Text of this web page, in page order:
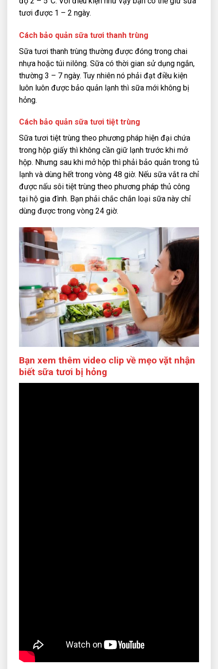
tươi được 1 – 2 ngày.
Cách bảo quản sữa tươi thanh trùng
Sữa tươi thanh trùng thường được đóng trong chai
nhựa hoặc túi nilông. Sữa có thời gian sử dụng ngắn,
thường 3 – 7 ngày. Tuy nhiên nó phải đạt điều kiện
luôn luôn được bảo quản lạnh thì sữa mới không bị
hỏng.
Cách bảo quản sữa tươi tiệt trùng
Sữa tươi tiệt trùng theo phương pháp hiện đại chứa
trong hộp giấy thì không cần giữ lạnh trước khi mở
hộp. Nhưng sau khi mở hộp thì phải bảo quản trong tủ
lạnh và dùng hết trong vòng 48 giờ. Nếu sữa vắt ra chỉ
được nấu sôi tiệt trùng theo phương pháp thủ công
tại hộ gia đình. Bạn phải chắc chắn loại sữa này chỉ
dùng được trong vòng 24 giờ.
Bạn xem thêm video clip về mẹo vặt nhận
biết sữa tươi bị hỏng